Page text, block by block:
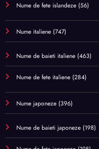
Nume de fete islandeze (56)
Nume italiene (747)
Nume de baieti italiene (463)
Nume de fete italiene (284)
Nume japoneze (396)
Nume de baieti japoneze (198)